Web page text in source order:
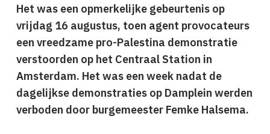
Het was een opmerkelijke gebeurtenis op
vrijdag 16 augustus, toen agent provocateurs
een vreedzame pro-Palestina demonstratie
verstoorden op het Centraal Station in
Amsterdam. Het was een week nadat de
dagelijkse demonstraties op Damplein werden
verboden door burgemeester Femke Halsema.